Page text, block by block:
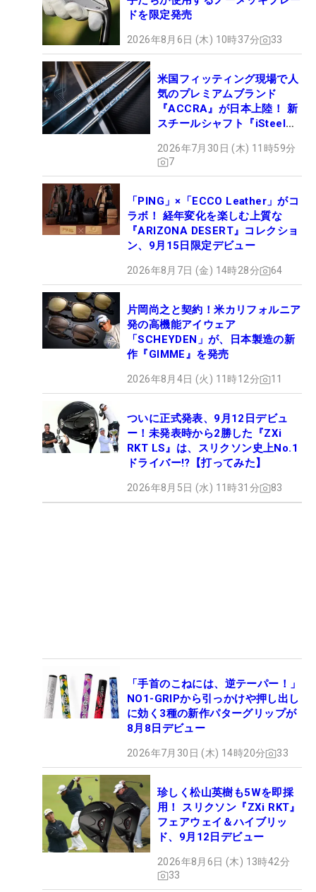
ドを限定発売
2026年8月6日 (木) 10時37分 33
米国フィッティング現場で人
気のプレミアムブランド
『ACCRA』が日本上陸！ 新
スチールシャフト『iSteel
2026年7月30日 (木) 11時59分
7
「PING」×「ECCO Leather」がコ
ラボ！ 経年変化を楽しむ上質な
『ARIZONA DESERT』コレクショ
ン、9月15日限定デビュー
2026年8月7日 (金) 14時28分 64
片岡尚之と契約！米カリフォルニア
発の高機能アイウェア
「SCHEYDEN」が、日本製造の新
作『GIMME』を発売
2026年8月4日 (火) 11時12分 11
ついに正式発表、9月12日デビュ
ー！未発表時から2勝した『ZXi
RKT LS』は、スリクソン史上No.1
ドライバー!?【打ってみた】
2026年8月5日 (水) 11時31分 83
「手首のこねには、逆テーパー！」
NO1-GRIPから引っかけや押し出し
に効く3種の新作パターグリップが
8月8日デビュー
2026年7月30日 (木) 14時20分 33
珍しく松山英樹も5Wを即採
用！ スリクソン『ZXi RKT』
フェアウェイ＆ハイブリッ
ド、9月12日デビュー
2026年8月6日 (木) 13時42分
33